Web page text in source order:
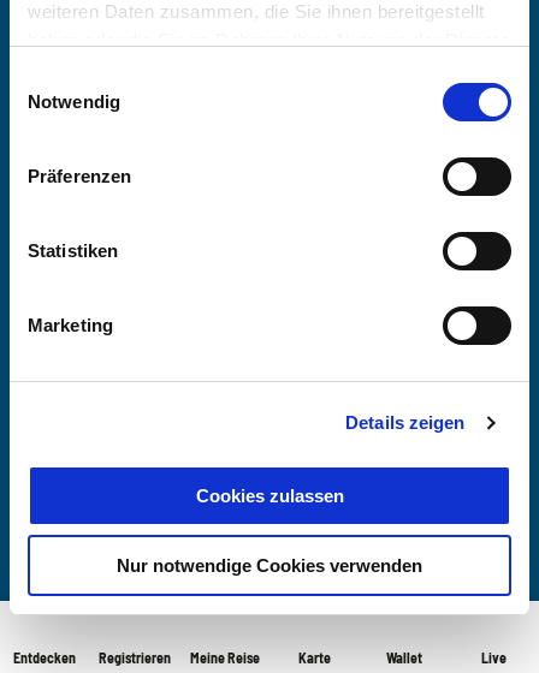
weiteren Daten zusammen, die Sie ihnen bereitgestellt
Cookies, wenn Sie unsere Webseite weiterhin nutzen.
Notwendig
Präferenzen
Statistiken
Marketing
Details zeigen
Cookies zulassen
Nur notwendige Cookies verwenden
Entdecken Registrieren Meine Reise Karte Wallet Live
E-Mail:info@tegernsee.com
www.tegernsee.com
Copyright